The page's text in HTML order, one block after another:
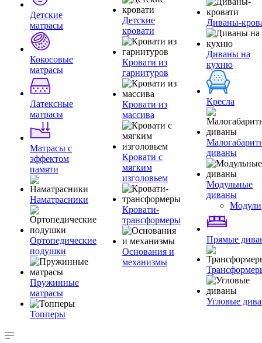
Детские
матрасы
Кокосовые
матрасы
Латексные
матрасы
Матрасы с
эффектом
памяти
Наматрасники
Ортопедические
подушки
Пружинные
матрасы
Топперы
Детские
кровати
Кровати из
гарнитуров
Кровати из
массива
Кровати с
мягким
изголовьем
Кровати-
трансформеры
Основания и
механизмы
Диваны-
Диваны на
кухню
Кресла
диваны
Модульные
диваны
Модули
Прямые
Угловые